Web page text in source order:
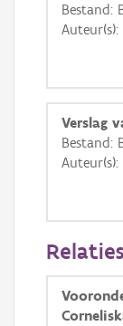
Bestand:
Auteur(s):
Verslag
Bestand:
Auteur(s):
Relaties